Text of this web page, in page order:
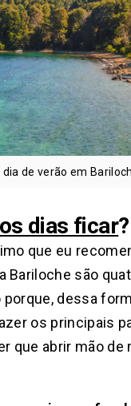
dia de verão em
dias ficar?
que eu
Bariloche são
dessa
os principais
que abrir mão de